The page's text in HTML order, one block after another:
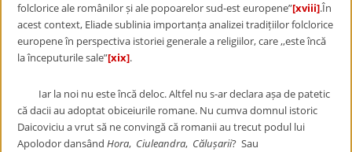
folclorice ale românilor și ale popoarelor sud-est europene”[xviii].În
acest context, Eliade sublinia importanța analizei tradițiilor folclorice
europene în perspectiva istoriei generale a religiilor, care ,,este încă
la începuturile sale”[xix].
Iar la noi nu este încă deloc. Altfel nu s-ar declara așa de patetic
că dacii au adoptat obiceiurile romane. Nu cumva domnul istoric
Daicoviciu a vrut să ne convingă că romanii au trecut podul lui
Apolodor dansândHora, Ciuleandra, Călușarii? Sau